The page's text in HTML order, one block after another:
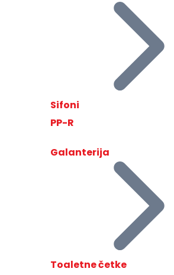
Sifoni
PP-R
Galanterija
Toaletne četke